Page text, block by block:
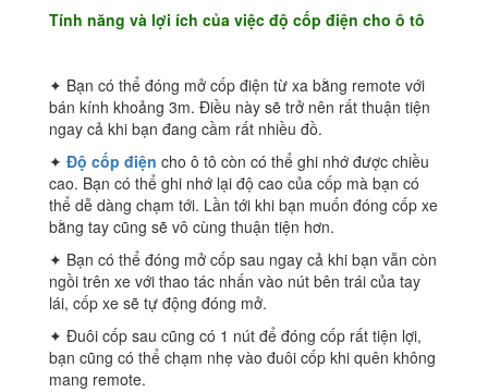
Tính năng và lợi ích của việc độ cốp điện cho ô tô
✦ Bạn có thể đóng mở cốp điện từ xa bằng remote với
bán kính khoảng 3m. Điều này sẽ trở nên rất thuận tiện
ngay cả khi bạn đang cầm rất nhiều đồ.
✦ Độ cốp điện cho ô tô còn có thể ghi nhớ được chiều
cao. Bạn có thể ghi nhớ lại độ cao của cốp mà bạn có
thể dễ dàng chạm tới. Lần tới khi bạn muốn đóng cốp xe
bằng tay cũng sẽ vô cùng thuận tiện hơn.
✦ Bạn có thể đóng mở cốp sau ngay cả khi bạn vẫn còn
ngồi trên xe với thao tác nhấn vào nút bên trái của tay
lái, cốp xe sẽ tự động đóng mở.
✦ Đuôi cốp sau cũng có 1 nút để đóng cốp rất tiện lợi,
bạn cũng có thể chạm nhẹ vào đuôi cốp khi quên không
mang remote.